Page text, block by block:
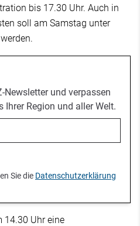
bis 17.30 Uhr. Auch in
soll am Samstag unter
Newsletter und verpassen
Ihrer Region und aller Welt.
Sie die Datenschutzerklärung
14.30 Uhr eine